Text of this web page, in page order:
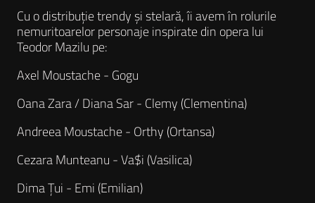
Cu o distribuție trendy și stelară, îi avem în rolurile
nemuritoarelor personaje inspirate din opera lui
Teodor Mazilu pe:
Axel Moustache - Gogu
Oana Zara / Diana Sar - Clemy (Clementina)
Andreea Moustache - Orthy (Ortansa)
Cezara Munteanu - Va$i (Vasilica)
Dima Țui - Emi (Emilian)